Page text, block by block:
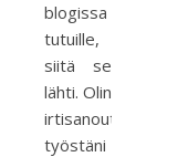
blogissa
tutuille,
siitä se
lähti. Olin
irtisanoutunut
työstäni